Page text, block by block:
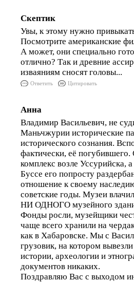
Скептик
Увы, к этому нужно
Посмотрите американские
А может, они специально
отлично? Так и древние
изваяниям сносят головы...
Ответить Цитировать
Анна
Владимир Васильевич, не
Маньчжурии исторические
исторического сознания.
фактически, её
комплекс возле Уссурийска,
Буссе его попросту
отношение к своему
советские годы. Музеи
НИ ОДНОГО музейного
Фонды росли, музейщики
чаще всего хранили на
как в Хабаровске. Мы с
грузовик, на котором
истории, археологии и
документов никаких.
Поздравляю Вас с выходом